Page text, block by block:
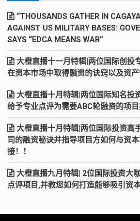
“THOUSANDS GATHER IN
AGAINST US MILITARY BASES:
SAYS “EDCA MEANS WAR”
大橙直播十一月特辑|两位国际创投
在资本市场中取得融资的诀窍以及资产
大橙直播十月特辑|两位国际知名投
给予专业点评为需要ABC轮融资的项目
大橙直播十月特辑|两位国际投资高
司的融资秘诀并指导项目方如何与资
接！！
大橙直播九月特辑| 2位国际投资大
点评项目,并教您如何打造能够吸引资